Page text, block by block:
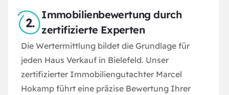
Immobilienbewertung durch
zertifizierte Experten
Die Wertermittlung bildet die Grundlage für
jeden Haus Verkauf in Bielefeld. Unser
zertifizierter Immobiliengutachter Marcel
Hokamp führt eine präzise Bewertung Ihrer